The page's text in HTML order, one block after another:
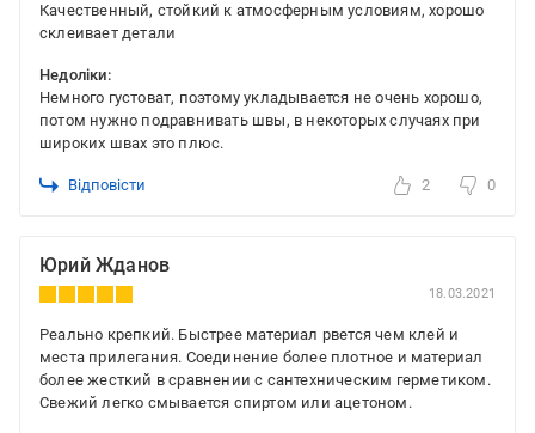
Качественный, стойкий к атмосферным условиям, хорошо
склеивает детали
Недоліки:
Немного густоват, поэтому укладывается не очень хорошо,
потом нужно подравнивать швы, в некоторых случаях при
широких швах это плюс.
Відповісти 2 0
Юрий Жданов
18.03.2021
Реально крепкий. Быстрее материал рвется чем клей и
места прилегания. Соединение более плотное и материал
более жесткий в сравнении с сантехническим герметиком.
Свежий легко смывается спиртом или ацетоном.